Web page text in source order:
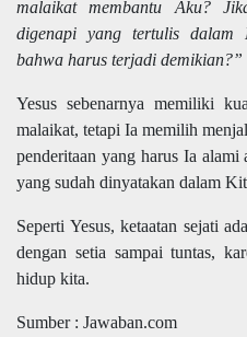
malaikat membantu Aku?
digenapi yang tertulis dalam
bahwa harus terjadi demikian?”
Yesus sebenarnya memiliki
malaikat, tetapi Ia memilih
penderitaan yang harus Ia
yang sudah dinyatakan dalam
Seperti Yesus, ketaatan sejati
dengan setia sampai tuntas,
hidup kita.
Sumber : Jawaban.com